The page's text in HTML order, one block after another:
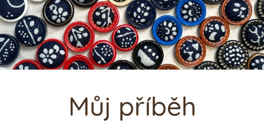
Můj příběh